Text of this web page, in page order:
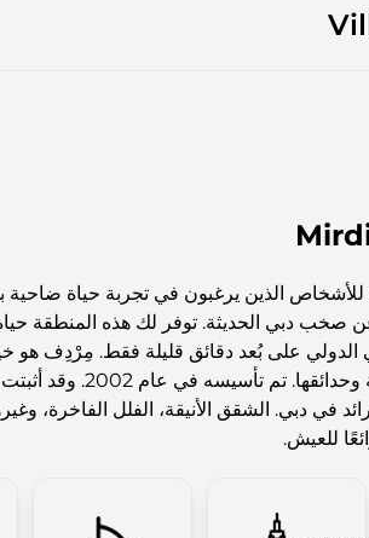
الذين يرغبون في تجربة حياة ضاحية
عن صخب دبي الحديثة. توفر لك هذه المنطقة
الدولي على بُعد دقائق قليلة فقط. مِرْدِف هو
بفضل مدارسها الحديثة وحدائقها.
في دبي. الشقق الأنيقة، الفلل الفاخرة،
للعيش.